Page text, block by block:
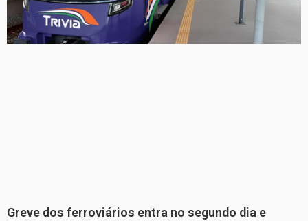
Greve dos ferroviários entra no segundo dia e